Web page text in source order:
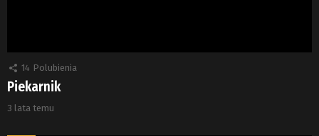
14 Polubienia
Piekarnik
3 lata temu